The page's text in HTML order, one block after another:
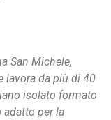
San Michele,
lavora da più di 40
isolato formato
adatto per la